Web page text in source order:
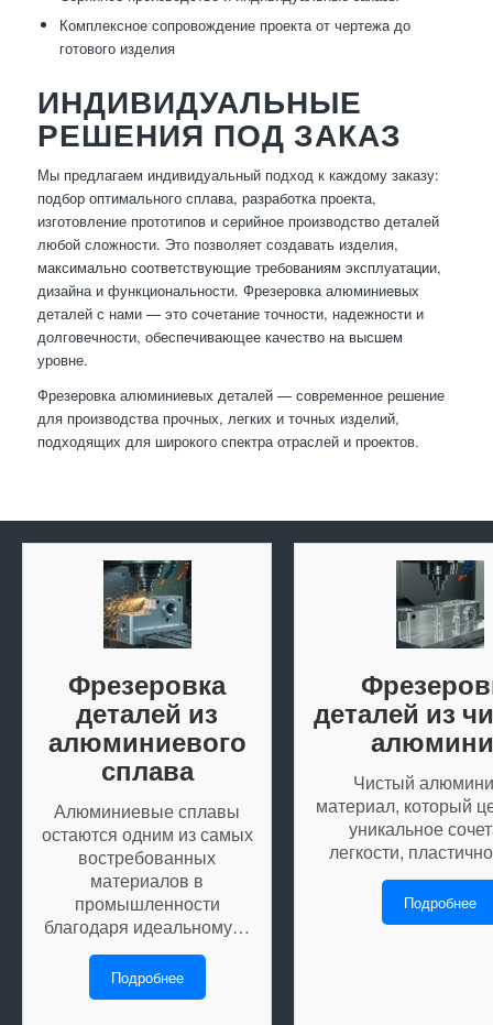
Комплексное сопровождение проекта от чертежа до
готового изделия
ИНДИВИДУАЛЬНЫЕ
РЕШЕНИЯ ПОД ЗАКАЗ
Мы предлагаем индивидуальный подход к каждому заказу:
подбор оптимального сплава, разработка проекта,
изготовление прототипов и серийное производство деталей
любой сложности. Это позволяет создавать изделия,
максимально соответствующие требованиям эксплуатации,
дизайна и функциональности. Фрезеровка алюминиевых
деталей с нами — это сочетание точности, надежности и
долговечности, обеспечивающее качество на высшем
уровне.
Фрезеровка алюминиевых деталей — современное решение
для производства прочных, легких и точных изделий,
подходящих для широкого спектра отраслей и проектов.
Фрезеровка
деталей из
алюминиевого
сплава
Алюминиевые сплавы
остаются одним из самых
востребованных
материалов в
промышленности
благодаря идеальному…
Подробнее
деталей из
Чистый
материал, который
уникальное
легкости,
Подробнее